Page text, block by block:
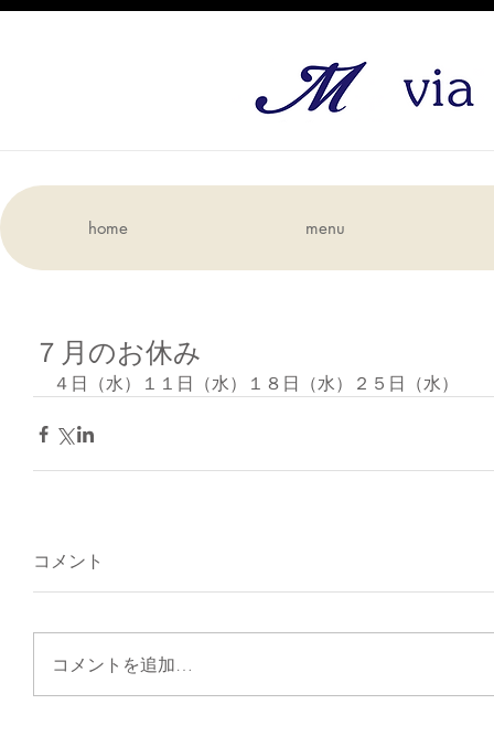
home menu
７月のお休み
４日（水）１１日（水）１８日（水）２５日（水）
コメント
コメントを追加…